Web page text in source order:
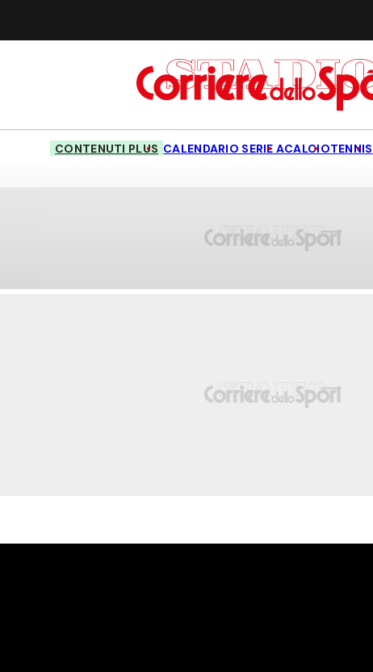
CONTENUTI PLUS CALENDARIO SERIE ACALCIOTENNIS